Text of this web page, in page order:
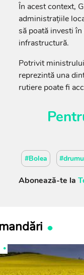
În acest context,
administrațiile
să poată investi
infrastructură.
Potrivit
reprezintă una
rutiere poate fi
#Bolea
Abonează-te la